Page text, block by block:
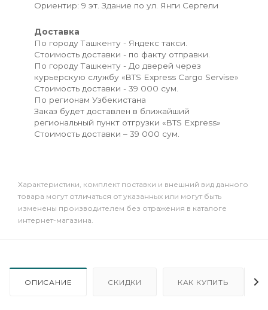
Ориентир: 9 эт. Здание по ул. Янги Сергели
Доставка
По городу Ташкенту - Яндекс такси.
Стоимость доставки - по факту отправки.
По городу Ташкенту - До дверей через
курьерскую службу «BTS Express Cargo Servise»
Стоимость доставки - 39 000 сум.
По регионам Узбекистана
Заказ будет доставлен в ближайший
региональный пункт отгрузки «BTS Express»
Стоимость доставки – 39 000 сум.
Xарактеристики, комплект поставки и внешний вид данного
товара могут отличаться от указанных или могут быть
изменены производителем без отражения в каталоге
интернет-магазина.
ОПИСАНИЕ СКИДКИ КАК КУПИТЬ